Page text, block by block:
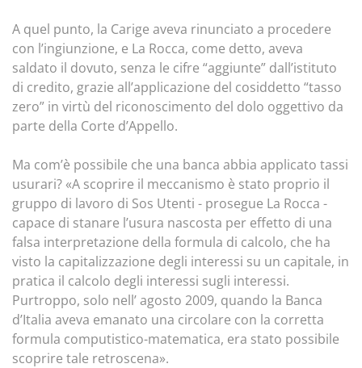
A quel punto, la Carige aveva rinunciato a procedere
con l’ingiunzione, e La Rocca, come detto, aveva
saldato il dovuto, senza le cifre “aggiunte” dall’istituto
di credito, grazie all’applicazione del cosiddetto “tasso
zero” in virtù del riconoscimento del dolo oggettivo da
parte della Corte d’Appello.
Ma com’è possibile che una banca abbia applicato tassi
usurari? «A scoprire il meccanismo è stato proprio il
gruppo di lavoro di Sos Utenti - prosegue La Rocca -
capace di stanare l’usura nascosta per effetto di una
falsa interpretazione della formula di calcolo, che ha
visto la capitalizzazione degli interessi su un capitale, in
pratica il calcolo degli interessi sugli interessi.
Purtroppo, solo nell’ agosto 2009, quando la Banca
d’Italia aveva emanato una circolare con la corretta
formula computistico-matematica, era stato possibile
scoprire tale retroscena».